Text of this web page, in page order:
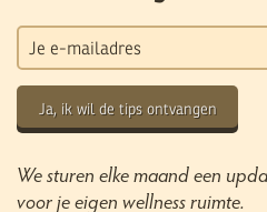
Ja, ik wil de tips ontvangen
We sturen elke maand een
voor je eigen wellness ruimte.